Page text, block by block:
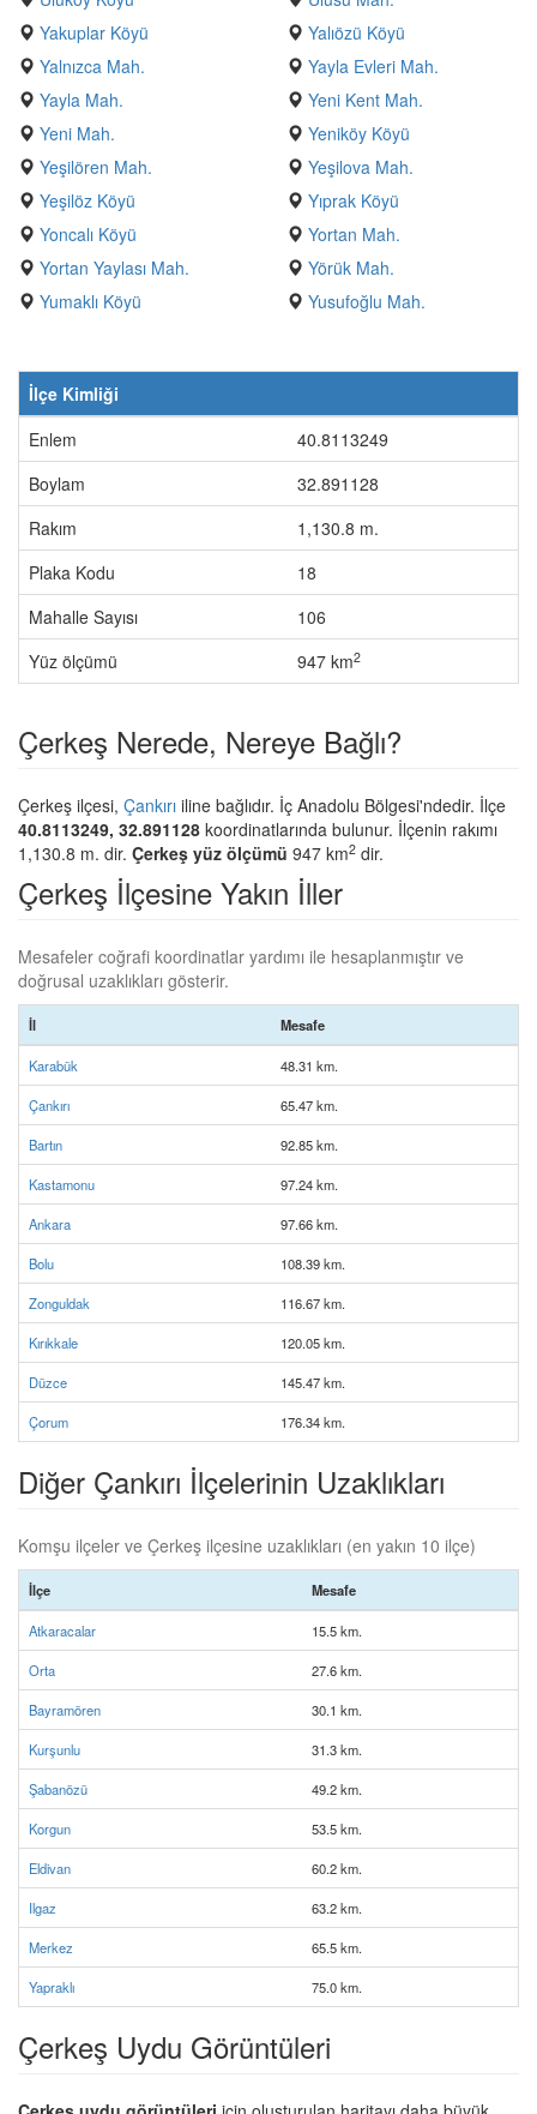
Yakuplar Köyü
Yalıözü Köyü
Yalnızca Mah.
Yayla Evleri Mah.
Yayla Mah.
Yeni Kent Mah.
Yeni Mah.
Yeniköy Köyü
Yeşilören Mah.
Yeşilova Mah.
Yeşilöz Köyü
Yıprak Köyü
Yoncalı Köyü
Yortan Mah.
Yortan Yaylası Mah.
Yörük Mah.
Yumaklı Köyü
Yusufoğlu Mah.
İlçe Kimliği
Enlem
40.8113249
Boylam
32.891128
Rakım
1,130.8 m.
Plaka Kodu
18
Mahalle Sayısı
106
Yüz ölçümü
947 km2
Çerkeş Nerede, Nereye Bağlı?
Çerkeş ilçesi, Çankırı iline bağlıdır. İç Anadolu Bölgesi'ndedir. İlçe
40.8113249, 32.891128 koordinatlarında bulunur. İlçenin rakımı
1,130.8 m. dir. Çerkeş yüz ölçümü 947 km2 dir.
Çerkeş İlçesine Yakın İller
Mesafeler coğrafi koordinatlar yardımı ile hesaplanmıştır ve
doğrusal uzaklıkları gösterir.
İl Mesafe
Karabük 48.31 km.
Çankırı 65.47 km.
Bartın 92.85 km.
Kastamonu 97.24 km.
Ankara 97.66 km.
Bolu 108.39 km.
Zonguldak 116.67 km.
Kırıkkale 120.05 km.
Düzce 145.47 km.
Çorum 176.34 km.
Diğer Çankırı İlçelerinin Uzaklıkları
Komşu ilçeler ve Çerkeş ilçesine uzaklıkları (en yakın 10 ilçe)
İlçe Mesafe
Atkaracalar 15.5 km.
Orta 27.6 km.
Bayramören 30.1 km.
Kurşunlu 31.3 km.
Şabanözü 49.2 km.
Korgun 53.5 km.
Eldivan 60.2 km.
Ilgaz 63.2 km.
Merkez 65.5 km.
Yapraklı 75.0 km.
Çerkeş Uydu Görüntüleri